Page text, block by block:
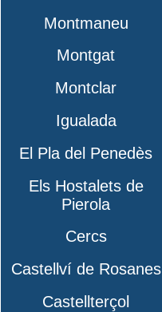
Montmaneu
Montgat
Montclar
Igualada
El Pla del Penedès
Els Hostalets de
Pierola
Cercs
Castellví de Rosanes
Castellterçol